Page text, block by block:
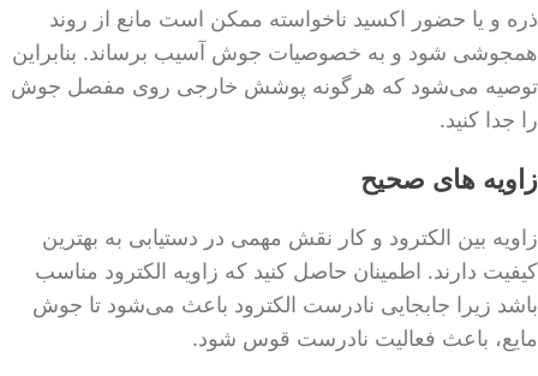
ذره و یا حضور اکسید ناخواسته ممکن است مانع از روند
همجوشی شود و به خصوصیات جوش آسیب برساند. بنابراین
توصیه می‌شود که هرگونه پوشش خارجی روی مفصل جوش
را جدا کنید.
زاویه های صحیح
زاویه بین الکترود و کار نقش مهمی در دستیابی به بهترین
کیفیت دارند. اطمینان حاصل کنید که زاویه الکترود مناسب
باشد ​​زیرا جابجایی نادرست الکترود باعث می‌شود تا جوش
مایع، باعث فعالیت نادرست قوس شود.